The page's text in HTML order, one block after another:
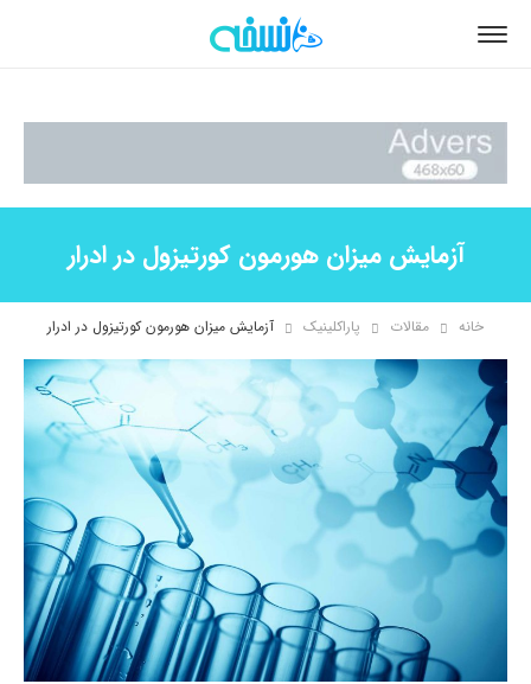
آزمایش میزان هورمون کورتیزول در ادرار
خانه مقالات پاراکلینیک آزمایش میزان هورمون کورتیزول در ادرار